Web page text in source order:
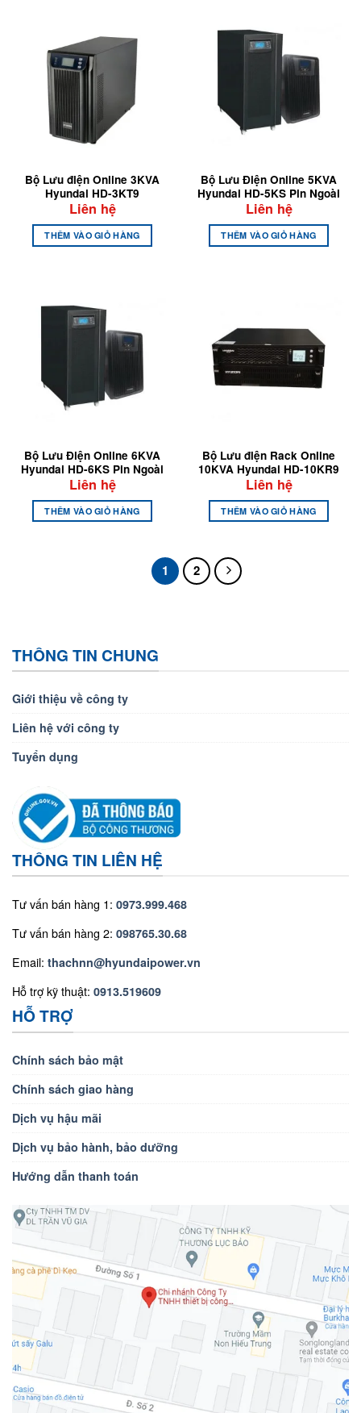
Bộ Lưu điện Online 3KVA
Hyundai HD-3KT9
Liên hệ
THÊM VÀO GIỎ HÀNG
Bộ Lưu Điện Online 5KVA
Hyundai HD-5KS Pin Ngoài
Liên hệ
THÊM VÀO GIỎ HÀNG
Bộ Lưu Điện Online 6KVA
Hyundai HD-6KS Pin Ngoài
Liên hệ
THÊM VÀO GIỎ HÀNG
Bộ Lưu điện Rack Online
10KVA Hyundai HD-10KR9
Liên hệ
THÊM VÀO GIỎ HÀNG
1 2
THÔNG TIN CHUNG
Giới thiệu về công ty
Liên hệ với công ty
Tuyển dụng
THÔNG TIN LIÊN HỆ
Tư vấn bán hàng 1: 0973.999.468
Tư vấn bán hàng 2: 098765.30.68
Email: thachnn@hyundaipower.vn
Hỗ trợ kỹ thuật: 0913.519609
HỖ TRỢ
Chính sách bảo mật
Chính sách giao hàng
Dịch vụ hậu mãi
Dịch vụ bảo hành, bảo dưỡng
Hướng dẫn thanh toán